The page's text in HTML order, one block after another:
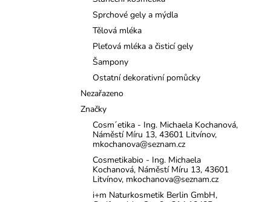
Sprchové gely a mýdla
Tělová mléka
Pleťová mléka a čisticí gely
Šampony
Ostatní dekorativní pomůcky
Nezařazeno
Značky
Cosm´etika - Ing. Michaela Kochanová,
Náměstí Míru 13, 43601 Litvínov,
mkochanova@seznam.cz
Cosmetikabio - Ing. Michaela
Kochanová, Náměstí Míru 13, 43601
Litvínov, mkochanova@seznam.cz
i+m Naturkosmetik Berlin GmbH,